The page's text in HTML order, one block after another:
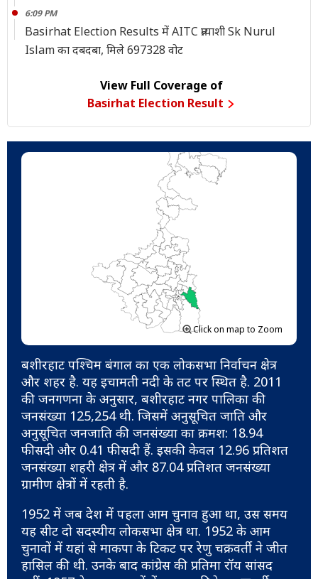
6:09 PM
Basirhat Election Results में AITC प्रत्याशी Sk Nurul
Islam का दबदबा, मिले 697328 वोट
View Full Coverage of
Basirhat Election Result
Click on map to Zoom
बशीरहाट पश्चिम बंगाल का एक लोकसभा निर्वाचन क्षेत्र
और शहर है. यह इचामती नदी के तट पर स्थित है. 2011
की जनगणना के अनुसार, बशीरहाट नगर पालिका की
जनसंख्या 125,254 थी. जिसमें अनुसूचित जाति और
अनुसूचित जनजाति की जनसंख्या का क्रमश: 18.94
फीसदी और 0.41 फीसदी हैं. इसकी केवल 12.96 प्रतिशत
जनसंख्या शहरी क्षेत्र में और 87.04 प्रतिशत जनसंख्या
ग्रामीण क्षेत्रों में रहती है.
1952 में जब देश में पहला आम चुनाव हुआ था, उस समय
यह सीट दो सदस्यीय लोकसभा क्षेत्र था. 1952 के आम
चुनावों में यहां से माकपा के टिकट पर रेणु चक्रवर्ती ने जीत
हासिल की थी. उनके बाद कांग्रेस की प्रतिमा रॉय सांसद